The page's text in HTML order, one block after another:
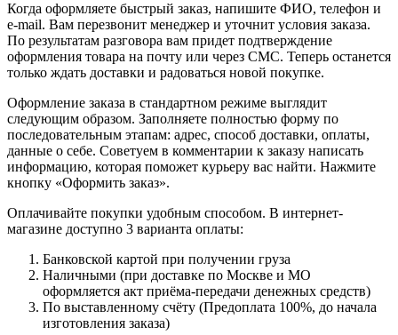
Когда оформляете быстрый заказ, напишите ФИО, телефон и
e-mail. Вам перезвонит менеджер и уточнит условия заказа.
По результатам разговора вам придет подтверждение
оформления товара на почту или через СМС. Теперь останется
только ждать доставки и радоваться новой покупке.
Оформление заказа в стандартном режиме выглядит
следующим образом. Заполняете полностью форму по
последовательным этапам: адрес, способ доставки, оплаты,
данные о себе. Советуем в комментарии к заказу написать
информацию, которая поможет курьеру вас найти. Нажмите
кнопку «Оформить заказ».
Оплачивайте покупки удобным способом. В интернет-
магазине доступно 3 варианта оплаты:
Банковской картой при получении груза
Наличными (при доставке по Москве и МО
оформляется акт приёма-передачи денежных средств)
По выставленному счёту (Предоплата 100%, до начала
изготовления заказа)